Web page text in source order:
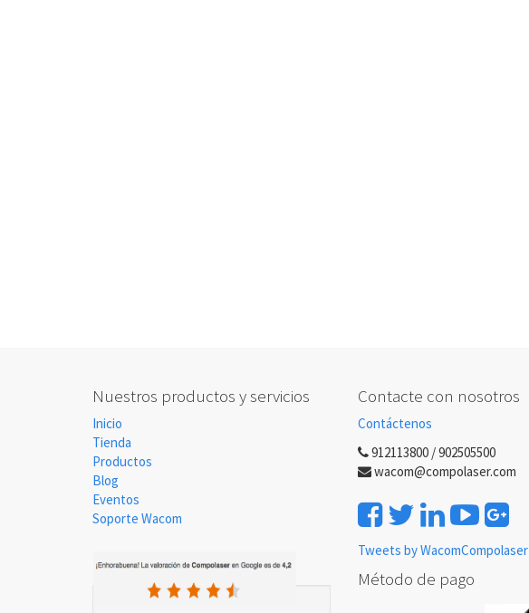
Nuestros productos y servicios
Inicio
Tienda
Productos
Blog
Eventos
Soporte Wacom
Contacte con nosotros
Contáctenos
912113800 / 902505500
wacom@compolaser.com
Tweets by WacomCompolaser
Método de pago